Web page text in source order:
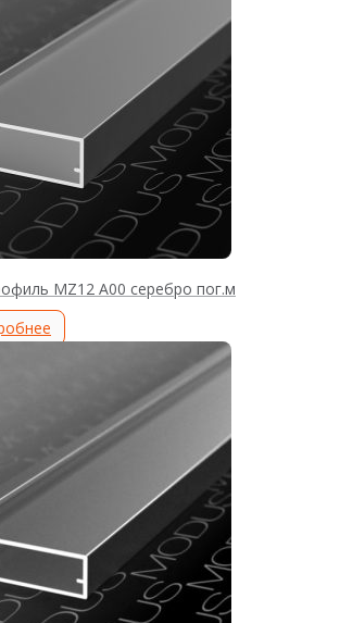
MZ12 А00 серебро пог.м